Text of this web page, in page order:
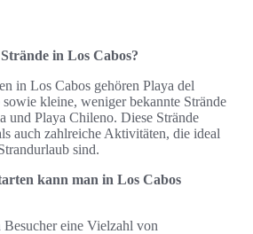
in Los Cabos?
in Los Cabos gehören Playa del
kleine, weniger bekannte Strände
und Playa Chileno. Diese Strände
auch zahlreiche Aktivitäten, die ideal
sind.
kann man in Los Cabos
eine Vielzahl von